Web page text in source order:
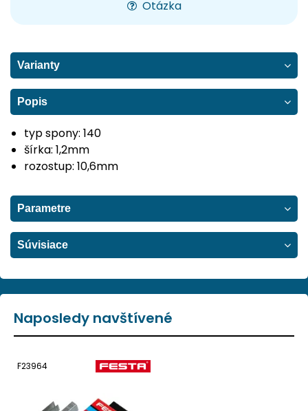
Otázka
Varianty
Popis
typ spony: 140
šírka: 1,2mm
rozostup: 10,6mm
Parametre
Súvisiace
Naposledy navštívené
F23964